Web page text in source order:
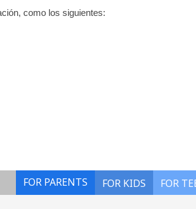
como los siguientes:
FOR
FOR KIDS
FOR PARENTS